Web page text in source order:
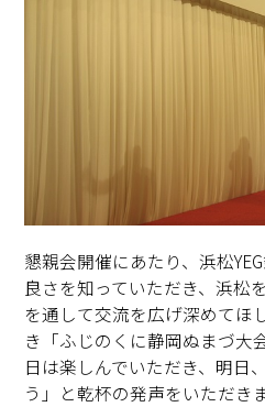
懇親会開催にあたり、浜松
良さを知っていただき、浜松
を通して交流を広げ深めてほ
き「ふじのくに静岡ぬまづ大
日は楽しんでいただき、明日
う」と乾杯の発声をいただき